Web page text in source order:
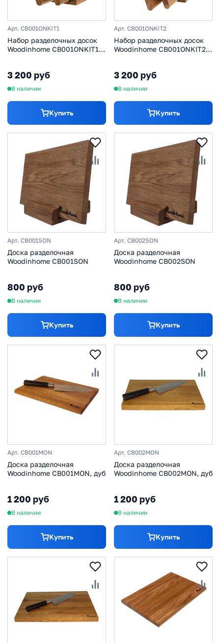
Арт. CB001ONKIT1
Набор разделочных досок
Woodinhome CB001ONKIT1,
3 200 руб
В наличии
Купить
Арт. CB001ONKIT2
Набор разделочных досок
Woodinhome CB001ONKIT2,
3 200 руб
В наличии
Купить
Арт. CB001SON
Доска разделочная
Woodinhome CB001SON
800 руб
В наличии
Купить
Арт. CB002SON
Доска разделочная
Woodinhome CB002SON
800 руб
В наличии
Купить
Арт. CB001MON
Доска разделочная
Woodinhome CB001MON, дуб
1 200 руб
В наличии
Купить
Арт. CB002MON
Доска разделочная
Woodinhome CB002MON, дуб
1 200 руб
В наличии
Купить